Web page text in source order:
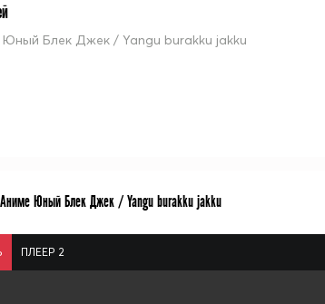
Юный Блек Джек / Yangu burakku jakku
Юный Блек Джек / Yangu burakku jakku
ПЛЕЕР 2